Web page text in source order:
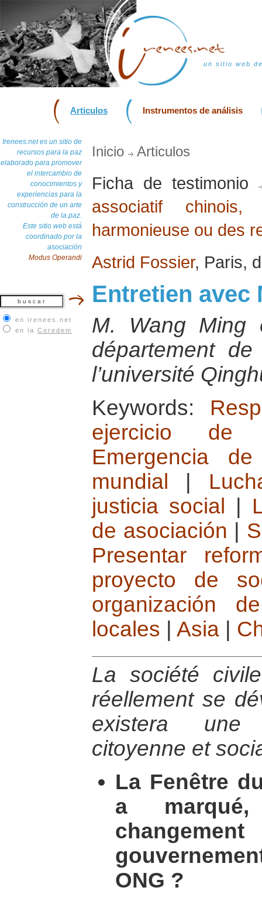
un sitio web
Articulos Instrumentos de análisis
Irenees.net es un sitio de
recursos para la paz
elaborado para promover
el intercambio de
conocimientos y
experiencias para la
construcción de un arte
de la paz.
Este sitio web está
coordinado por la
asociación
Modus Operandi
en irenees.net
en la Coredem
Inicio Articulos
Ficha de testimonio
associatif
harmonieuse ou des
Astrid Fossier, Paris,
Entretien avec
M. Wang Ming
département
l’université
Keywords:
ejercicio de
Emergencia
mundial
justicia social
de asociación
Presentar
proyecto de
organización
locales
Asia
La société
réellement se
existera une
citoyenne et
La Fenêtre
a
ONG ?